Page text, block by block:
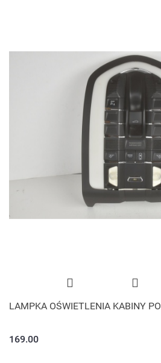
LAMPKA OŚWIETLENIA KABINY
169.00